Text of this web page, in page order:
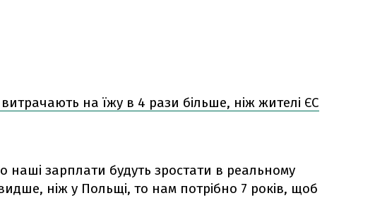
витрачають на їжу в 4 рази більше, ніж жителі ЄС
наші зарплати будуть зростати в реальному
ніж у Польщі, то нам потрібно 7 років, щоб